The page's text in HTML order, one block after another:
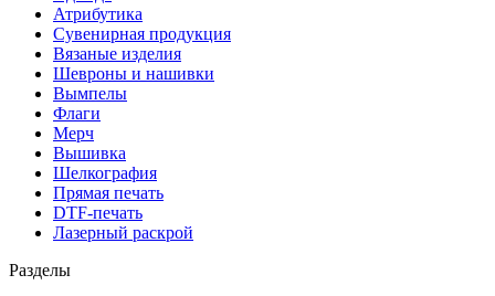
Атрибутика
Сувенирная продукция
Вязаные изделия
Шевроны и нашивки
Вымпелы
Флаги
Мерч
Вышивка
Шелкография
Прямая печать
DTF-печать
Лазерный раскрой
Разделы